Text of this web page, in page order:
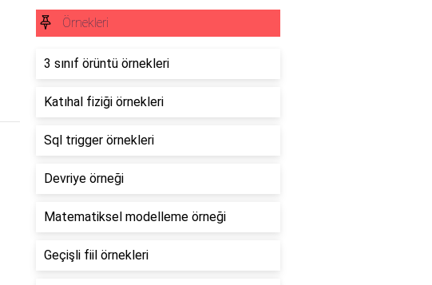
Örnekleri
3 sınıf örüntü örnekleri
Katıhal fiziği örnekleri
Sql trigger örnekleri
Devriye örneği
Matematiksel modelleme örneği
Geçişli fiil örnekleri